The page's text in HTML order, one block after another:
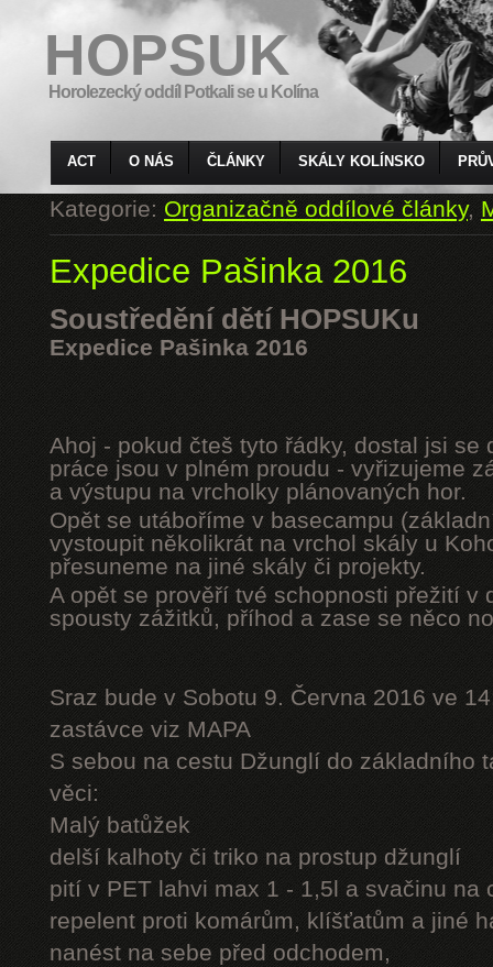
HOPSUK
Horolezecký oddíl Potkali se u Kolína
ACT O NÁS ČLÁNKY SKÁLY KOLÍNSKO
Kategorie:Organizačně oddílové články,
Expedice Pašinka 2016
Soustředění dětí HOPSUKu
Expedice Pašinka 2016
Ahoj - pokud čteš tyto řádky, dostal jsi se
práce jsou v plném proudu - vyřizujeme
a výstupu na vrcholky plánovaných hor.
Opět se utáboříme v basecampu
vystoupit několikrát na vrchol skály u
přesuneme na jiné skály či projekty.
A opět se prověří tvé schopnosti přežití v
spousty zážitků, příhod a zase se něco
Sraz bude v Sobotu 9. Června 2016 ve
zastávce viz MAPA
S sebou na cestu Džunglí do základního
věci:
Malý batůžek
delší kalhoty či triko na prostup džunglí
pití v PET lahvi max 1 - 1,5l a svačinu na
repelent proti komárům, klíšťatům a jiné
nanést na sebe před odchodem,